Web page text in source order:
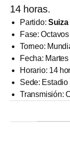
14 horas.
Partido:
Fase: Octavos
Torneo:
Fecha:
Horario: 14
Sede:
Transmisión: